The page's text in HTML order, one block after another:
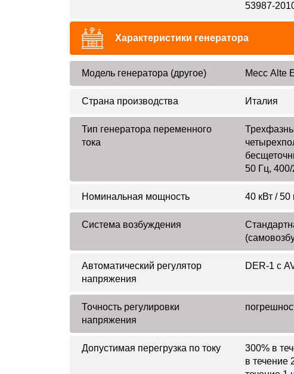
53987-
Характеристики генератора
Модель генератора (другое) Mecc Alte
Страна производства Италия
Тип генератора переменного
тока
50 Гц,
Номинальная мощность 40 кВт / 50
Система возбуждения
Автоматический регулятор
напряжения
DER-1 с
Точность регулировки
напряжения
Допустимая перегрузка по току
300% в
в течение